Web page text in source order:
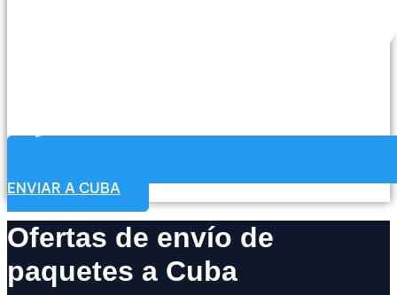
ENVIAR A CUBA
Ofertas de envío de
paquetes a Cuba